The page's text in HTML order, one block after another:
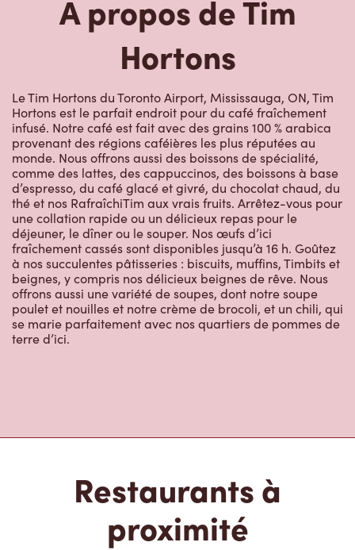
À propos de Tim
Hortons
Le Tim Hortons du Toronto Airport, Mississauga, ON, Tim
Hortons est le parfait endroit pour du café fraîchement
infusé. Notre café est fait avec des grains 100 % arabica
provenant des régions caféières les plus réputées au
monde. Nous offrons aussi des boissons de spécialité,
comme des lattes, des cappuccinos, des boissons à base
d’espresso, du café glacé et givré, du chocolat chaud, du
thé et nos RafraîchiTim aux vrais fruits. Arrêtez-vous pour
une collation rapide ou un délicieux repas pour le
déjeuner, le dîner ou le souper. Nos œufs d’ici
fraîchement cassés sont disponibles jusqu’à 16 h. Goûtez
à nos succulentes pâtisseries : biscuits, muffins, Timbits et
beignes, y compris nos délicieux beignes de rêve. Nous
offrons aussi une variété de soupes, dont notre soupe
poulet et nouilles et notre crème de brocoli, et un chili, qui
se marie parfaitement avec nos quartiers de pommes de
terre d’ici.
Restaurants à
proximité